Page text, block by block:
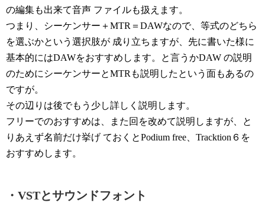
の編集も出来て音声 ファイルも扱えます。
つまり、シーケンサー＋MTR＝DAWなので、等式のどちら
を選ぶかという選択肢が 成り立ちますが、先に書いた様に
基本的にはDAWをおすすめします。と言うかDAW の説明
のためにシーケンサーとMTRも説明したという面もあるの
ですが。
その辺りは後でもう少し詳しく説明します。
フリーでのおすすめは、また回を改めて説明しますが、と
りあえず名前だけ挙げ ておくとPodium free、Tracktion６を
おすすめします。
・VSTとサウンドフォント